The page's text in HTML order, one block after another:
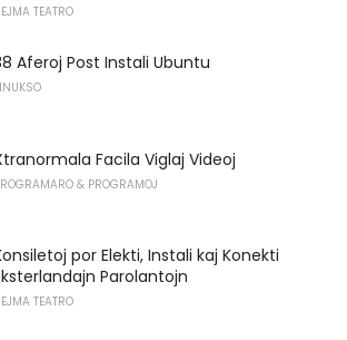
TEATRO
Aferoj Post Instali Ubuntu
Facila Viglaj Videoj
& PROGRAMOJ
por Elekti, Instali kaj Konekti
Parolantojn
TEATRO